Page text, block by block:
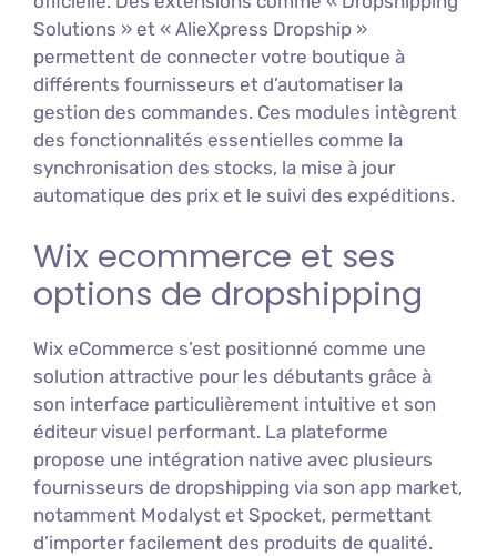
Solutions » et « AlieXpress Dropship »
permettent de connecter votre boutique à
différents fournisseurs et d’automatiser la
gestion des commandes. Ces modules intègrent
des fonctionnalités essentielles comme la
synchronisation des stocks, la mise à jour
automatique des prix et le suivi des expéditions.
Wix ecommerce et ses
options de dropshipping
Wix eCommerce s’est positionné comme une
solution attractive pour les débutants grâce à
son interface particulièrement intuitive et son
éditeur visuel performant. La plateforme
propose une intégration native avec plusieurs
fournisseurs de dropshipping via son app market,
notamment Modalyst et Spocket, permettant
d’importer facilement des produits de qualité.